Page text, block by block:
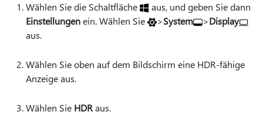
Wählen Sie die Schaltfläche
aus, und geben Sie dann
Einstellungenein.Wählen Sie >System >Display
aus.
Wählen Sie oben auf dem Bildschirm eine HDR-fähige
Anzeige aus.
Wählen Sie HDRaus.